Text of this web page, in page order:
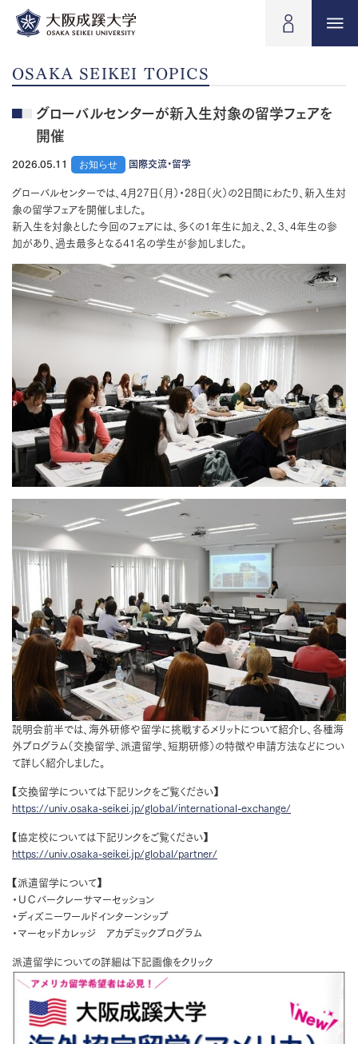
OSAKA SEIKEI TOPICS
グローバルセンターが新入生対象の留学フェアを
開催
2026.05.11 お知らせ 国際交流・留学
グローバルセンターでは、4月27日（月）・28日（火）の2日間にわたり、新入生対
象の留学フェアを開催しました。
新入生を対象とした今回のフェアには、多くの1年生に加え、2、3、4年生の参
加があり、過去最多となる41名の学生が参加しました。
説明会前半では、海外研修や留学に挑戦するメリットについて紹介し、各種海
外プログラム（交換留学、派遣留学、短期研修）の特徴や申請方法などについ
て詳しく紹介しました。
【交換留学については下記リンクをご覧ください】
https://univ.osaka-seikei.jp/global/international-exchange/
【協定校については下記リンクをご覧ください】
https://univ.osaka-seikei.jp/global/partner/
【派遣留学について】
・ＵＣバークレーサマーセッション
・ディズニーワールドインターンシップ
・マーセッドカレッジ アカデミックプログラム
派遣留学についての詳細は下記画像をクリック